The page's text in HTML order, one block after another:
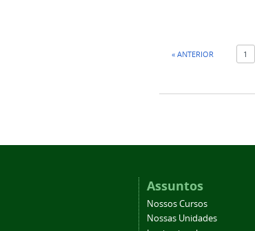
« ANTERIOR 1
Assuntos
Nossos Cursos
Nossas Unidades